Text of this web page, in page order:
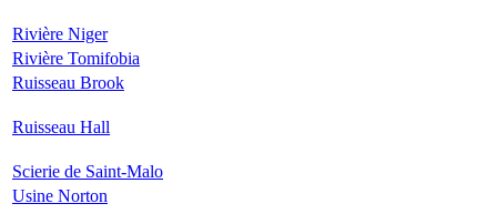
Rivière Niger
Rivière Tomifobia
Ruisseau Brook
Ruisseau Hall
Scierie de Saint-Malo
Usine Norton